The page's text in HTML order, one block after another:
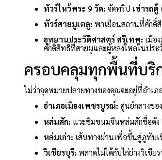
ทัวร์ไหว้พระ 9 วัด: จัดทริป เช่ารถตู้
ทัวร์สายมูเตลู: พาเยือนสถานที่ศักดิ์สิ
อุทยานประวัติศาสตร์ ศรีเทพ: เมือ
ศักดิ์สิทธิ์ที่สายมูและผู้หลงใหลในปร
ครอบคลุมทุกพื้นที่บริ
ไม่ว่าจุดหมายปลายทางของคุณจะอยู่ที่อำเภ
อำเภอเมืองเพชรบูรณ์: ศูนย์กลางขอ
หล่มสัก: แวะชิมขนมจีนหล่มสักชื่อดั
หล่มเก่า: เส้นทางผ่านเพื่อขึ้นสู่ภูทับ
วิเชียรบุรี: พลาดไม่ได้กับไก่ย่างวิเชี